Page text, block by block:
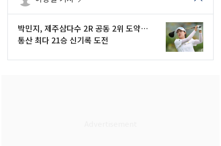
박민지, 제주삼다수 2R 공동 2위 도약…
통산 최다 21승 신기록 도전